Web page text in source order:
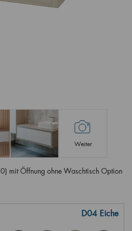
Weiter
mit Öffnung ohne Waschtisch Option
D04 Eiche